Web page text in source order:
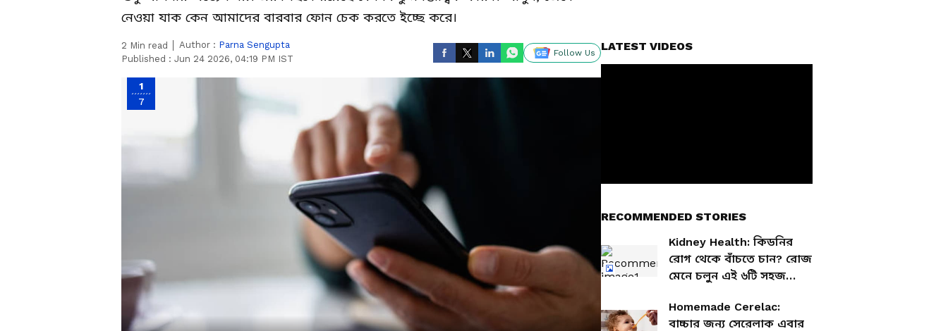
নেওয়া যাক কেন আমাদের বারবার ফোন চেক করতে ইচ্ছে করে।
2 Min read Author : Parna Sengupta
Published : Jun 24 2026, 04:19 PM IST
Follow Us
1
7
LATEST VIDEOS
RECOMMENDED STORIES
Kidney Health: কিডনির
রোগ থেকে বাঁচতে চান? রোজ
মেনে চলুন এই ৬টি সহজ
Homemade Cerelac:
বাচ্চার জন্য সেরেলাক এবার